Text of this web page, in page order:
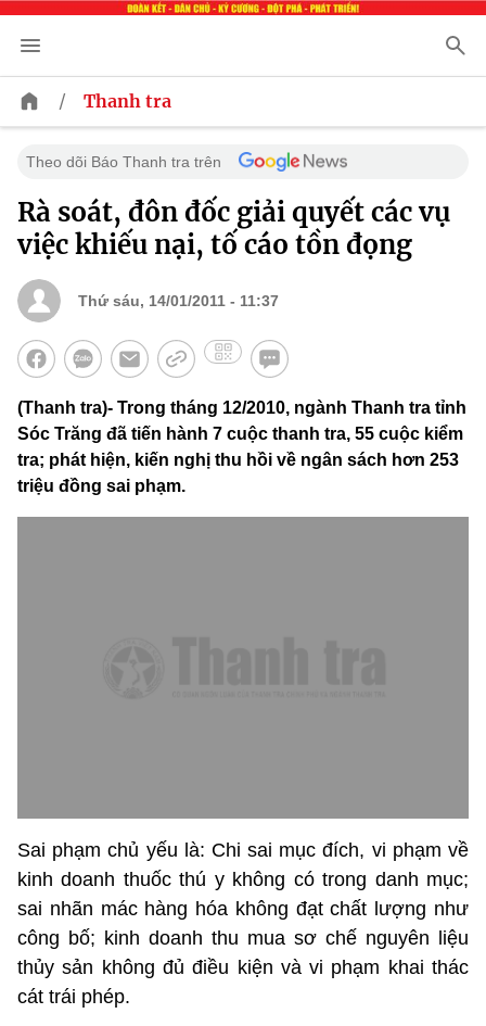
/ Thanh tra
Theo dõi Báo Thanh tra trên
Rà soát, đôn đốc giải quyết các vụ
việc khiếu nại, tố cáo tồn đọng
Thứ sáu, 14/01/2011 - 11:37
(Thanh tra)- Trong tháng 12/2010, ngành Thanh tra tỉnh
Sóc Trăng đã tiến hành 7 cuộc thanh tra, 55 cuộc kiểm
tra; phát hiện, kiến nghị thu hồi về ngân sách hơn 253
triệu đồng sai phạm.
Sai phạm chủ yếu là: Chi sai mục đích, vi phạm về
kinh doanh thuốc thú y không có trong danh mục;
sai nhãn mác hàng hóa không đạt chất lượng như
công bố; kinh doanh thu mua sơ chế nguyên liệu
thủy sản không đủ điều kiện và vi phạm khai thác
cát trái phép.